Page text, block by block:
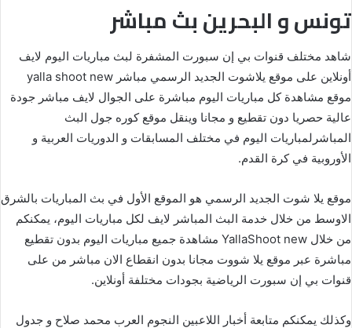
تونس و البحرين بث مباشر
شاهد مختلف قنوات بي إن سبورت المشفرة لبث مباريات اليوم لايف
أونلاين على موقع يلاشوت الجديد الرسمي مباشر yalla shoot new
موقع مشاهدة كل مباريات اليوم مباشرة على الجوال لايف مباشر جودة
عالية حصريا دون تقطيع و مجانا وينقل موقع كوره جول البث
المباشرلمباريات اليوم في مختلف المسابقات و الدوريات العربية و
الأوروبية في كرة القدم.
موقع يلا شوت الجديد الرسمي هو الموقع الأول في بث المباريات بالشرق
الاوسط من خلال خدمة البث المباشر لايف لكل مباريات اليوم، يمكنكم
من خلال YallaShoot new مشاهدة جميع مباريات اليوم بدون تقطيع
مباشرة عبر موقع يلا شووت مجانا بدون انقطاع الان مباشر من على
قنوات بي إن سبورت الرياضية بجودات مختلفة أونلاين.
وكذلك يمكنكم متابعة أخبار اللاعبين النجوم العرب محمد صلاح و جدول